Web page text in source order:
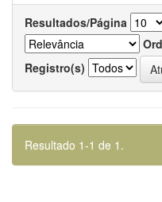
Resultados/Página
Registro(s)
Resultado 1-1 de 1.